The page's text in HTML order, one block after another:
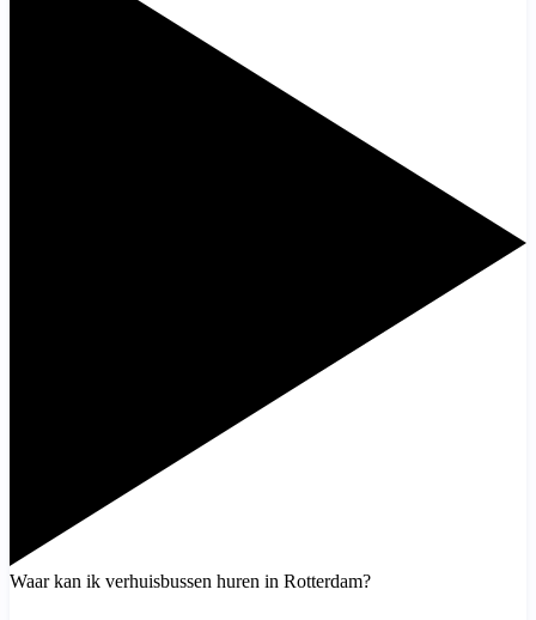
Waar kan ik verhuisbussen huren in Rotterdam?